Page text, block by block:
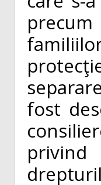
fost
privind